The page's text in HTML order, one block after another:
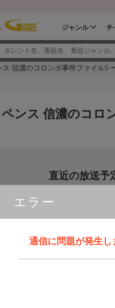
ジャンル チ
ス 信濃のコロンボ事件ファイル5
エラー
通信に問題が発生
ンス 信濃のコロ
直近の放送予